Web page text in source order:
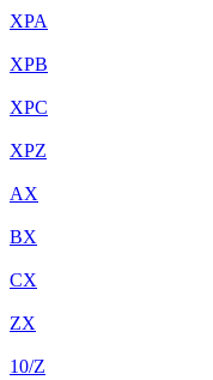
XPA
XPB
XPC
XPZ
AX
BX
CX
ZX
10/Z